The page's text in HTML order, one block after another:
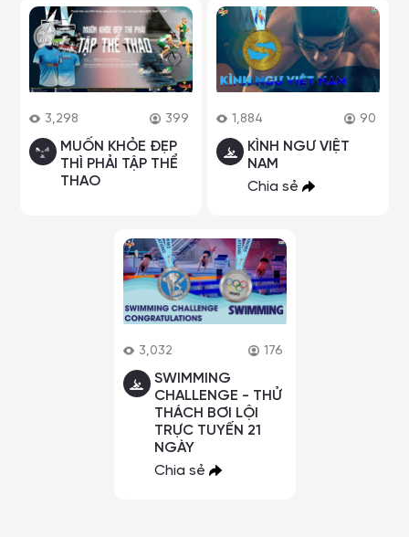
3,298 399
MUỐN KHỎE ĐẸP
THÌ PHẢI TẬP THỂ
THAO
1,884 90
KÌNH NGƯ VIỆT
NAM
Chia sẻ
3,032 176
SWIMMING
CHALLENGE - THỬ
THÁCH BƠI LỘI
TRỰC TUYẾN 21
NGÀY
Chia sẻ